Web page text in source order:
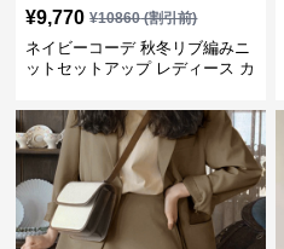
¥9,770 ¥10860(割引前)
ネイビーコーデ 秋冬リブ編みニ
ットセットアップ レディース カ